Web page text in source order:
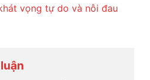
vọng tự do và nỗi đau